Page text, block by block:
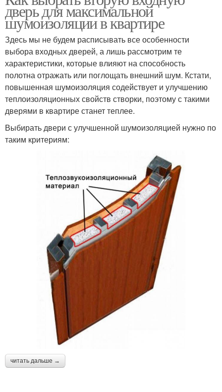
дверь для максимальной
шумоизоляции в квартире
Здесь мы не будем расписывать все особенности
выбора входных дверей, а лишь рассмотрим те
характеристики, которые влияют на способность
полотна отражать или поглощать внешний шум. Кстати,
повышенная шумоизоляция содействует и улучшению
теплоизоляционных свойств створки, поэтому с такими
дверями в квартире станет теплее.
Выбирать двери с улучшенной шумоизоляцией нужно по
таким критериям:
читать дальше →